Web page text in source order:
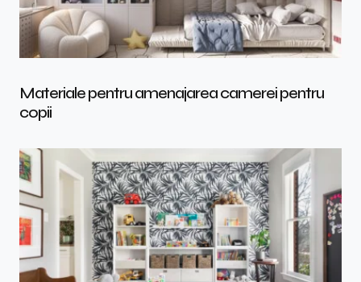
Materiale pentru amenajarea camerei pentru
copii